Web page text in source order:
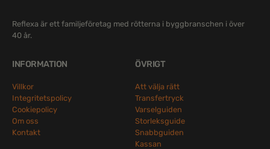
Reflexa är ett familjeföretag med rötterna i byggbranschen i över
40 år.
INFORMATION
Villkor
Integritetspolicy
Cookiepolicy
Om oss
Kontakt
ÖVRIGT
Att välja rätt
Transfertryck
Varselguiden
Storleksguide
Snabbguiden
Kassan